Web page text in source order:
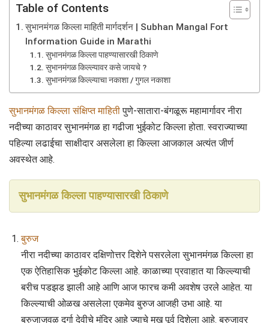
Table of Contents
सुभानमंगळ किल्ला माहिती मार्गदर्शन | Subhan Mangal Fort
Information Guide in Marathi
सुभानमंगळ किल्ला पाहण्यासारखी ठिकाणे
सुभानमंगळ किल्ल्यावर कसे जायचे ?
सुभानमंगळ किल्ल्याचा नकाशा / गुगल नकाशा
सुभानमंगळ किल्ला संक्षिप्त माहितीपुणे-सातारा-बंगळूरू महामार्गावर नीरा
नदीच्या काठावर सुभानमंगळ हा गढीजा भुईकोट किल्ला होता. स्वराज्याच्या
पहिल्या लढाईचा साक्षीदार असलेला हा किल्ला आजकाल अत्यंत जीर्ण
अवस्थेत आहे.
सुभानमंगळ किल्ला पाहण्यासारखी ठिकाणे
बुरुज
नीरा नदीच्या काठावर दक्षिणोत्तर दिशेने पसरलेला सुभानमंगळ किल्ला हा
एक ऐतिहासिक भुईकोट किल्ला आहे. काळाच्या प्रवाहात या किल्ल्याची
बरीच पडझड झाली आहे आणि आज फारच कमी अवशेष उरले आहेत. या
किल्ल्याची ओळख असलेला एकमेव बुरुज आजही उभा आहे. या
बुरुजाजवळ दुर्गा देवीचे मंदिर आहे ज्याचे मुख पूर्व दिशेला आहे. बुरुजावर